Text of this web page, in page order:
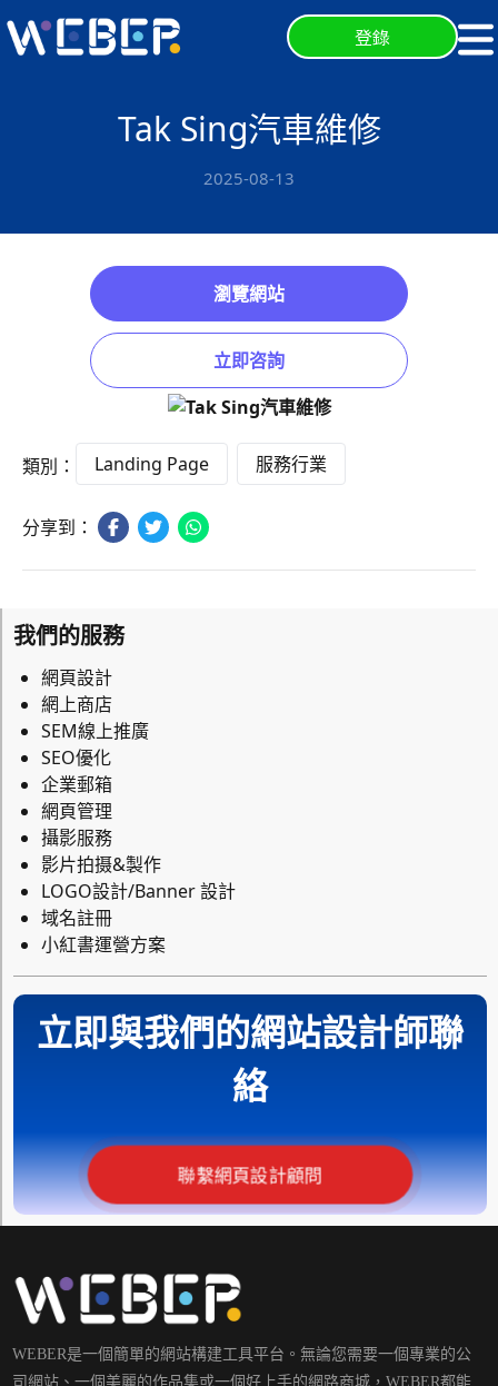
登錄
Tak Sing汽車維修
2025-08-13
瀏覽網站
立即咨詢
類別： Landing Page 服務行業
分享到：
我們的服務
網頁設計
網上商店
SEM線上推廣
SEO優化
企業郵箱
網頁管理
攝影服務
影片拍摄&製作
LOGO設計/Banner 設計
域名註冊
小紅書運營方案
立即與我們的網站設計師聯
絡
聯繫網頁設計顧問
WEBER是一個簡單的網站構建工具平台。無論您需要一個專業的公
司網站、一個美麗的作品集或一個好上手的網路商城，WEBER都能